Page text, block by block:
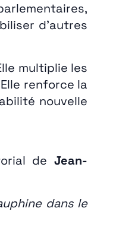
d’autres
multiplie les
renforce la
nouvelle
deJean-
dans le